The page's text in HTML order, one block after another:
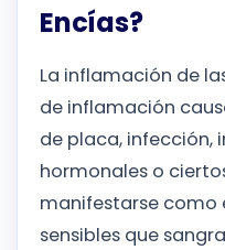
Encías?
La inflamación de
de inflamación
de placa, infección,
hormonales o
manifestarse como
sensibles que